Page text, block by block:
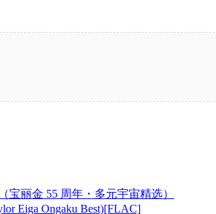
丽金 55 周年・多元宇宙精选）
Eiga Ongaku Best)[FLAC]